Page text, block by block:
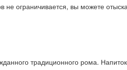
ограничивается, вы можете
традиционного рома. Напиток